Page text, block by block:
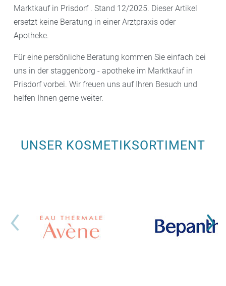
Marktkauf in Prisdorf . Stand 12/2025. Dieser Artikel
ersetzt keine Beratung in einer Arztpraxis oder
Apotheke.
Für eine persönliche Beratung kommen Sie einfach bei
uns in der staggenborg - apotheke im Marktkauf in
Prisdorf vorbei. Wir freuen uns auf Ihren Besuch und
helfen Ihnen gerne weiter.
UNSER KOSMETIKSORTIMENT